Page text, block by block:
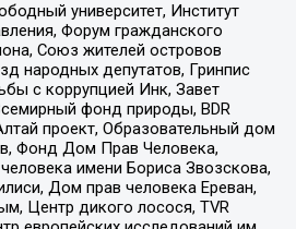
университет, Институт
Форум гражданского
Союз жителей островов
народных депутатов, Гринпис
с коррупцией Инк, Завет
фонд природы, BDR
проект, Образовательный дом
Фонд Дом Прав Человека,
имени Бориса Звозскова,
Дом прав человека Ереван,
Центр дикого лосося, TVR